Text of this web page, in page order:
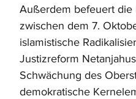
Außerdem befeuert die
zwischen dem 7.
islamistische
Justizreform
Schwächung des
demokratische